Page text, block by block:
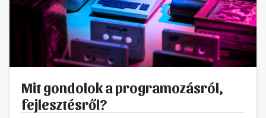
Mit gondolok a programozásról,
fejlesztésről?